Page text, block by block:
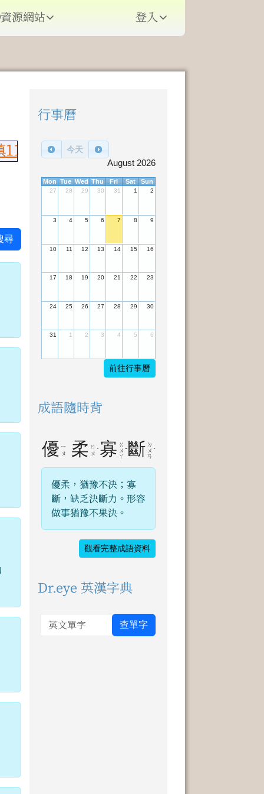
資源網站 登入
年語文競賽榮獲佳績，國語朗讀國小
尋
右邊區域內容
行事曆
今天
August 2026
Mon Tue Wed Thu Fri Sat Sun
27 28 29 30 31 1 2
3 4 5 6 7 8 9
10 11 12 13 14 15 16
17 18 19 20 21 22 23
24 25 26 27 28 29 30
31 1 2 3 4 5 6
前往行事曆
成語隨時背
優 ㄧ
ㄡ
柔 ㄖ
ㄡ ˊ寡 ㄍ
ㄨ
ㄚ
ˇ 斷 ㄉ
ㄨ
ㄢ
ˋ
優柔，猶豫不決；寡
斷，缺乏決斷力。形容
做事猶豫不果決。
觀看完整成語資料
Dr.eye 英漢字典
英文單字 查單字